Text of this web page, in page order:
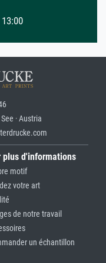
· Austria
plus d'informations
motif
votre art
de notre travail
un échantillon